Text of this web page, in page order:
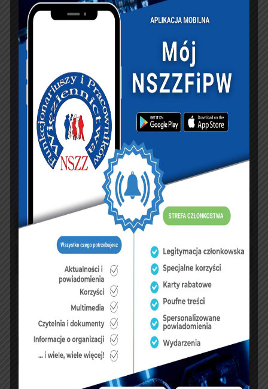
KSIĘGA GOŚCI:
Zobacz księgę
dopisz do księgi
NASZ FACEBOOK
sierpień 2026
W Ś S
1